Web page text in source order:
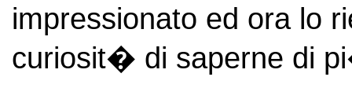
impressionato ed ora lo
curiosit� di saperne di